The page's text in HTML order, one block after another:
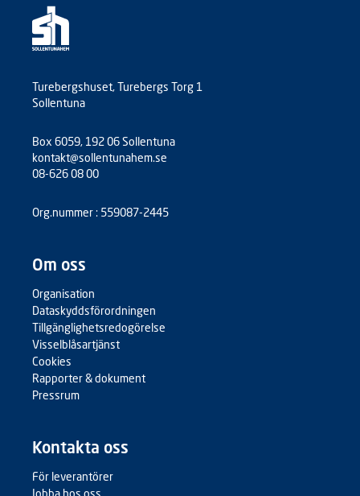
Turebergshuset, Turebergs Torg 1
Sollentuna
Box 6059, 192 06 Sollentuna
kontakt@sollentunahem.se
08-626 08 00
Org.nummer : 559087-2445
Om oss
Organisation
Dataskyddsförordningen
Tillgänglighetsredogörelse
Visselblåsartjänst
Cookies
Rapporter & dokument
Pressrum
Kontakta oss
För leverantörer